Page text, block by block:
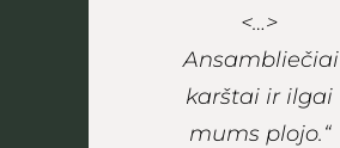
<…>
Ansambliečiai
karštai ir ilgai
mums plojo.“